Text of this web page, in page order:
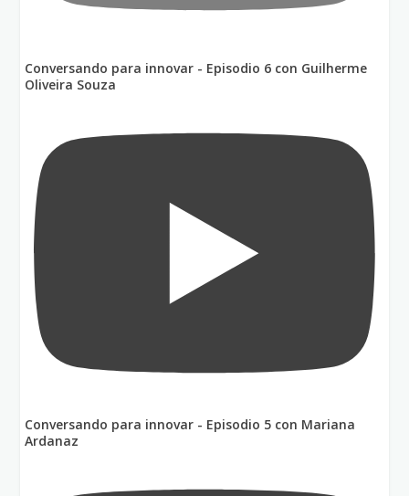
Conversando para innovar - Episodio 6 con Guilherme
Oliveira Souza
Conversando para innovar - Episodio 5 con Mariana
Ardanaz